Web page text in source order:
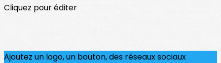
Cliquez pour éditer
Ajoutez un logo, un bouton, des réseaux sociaux